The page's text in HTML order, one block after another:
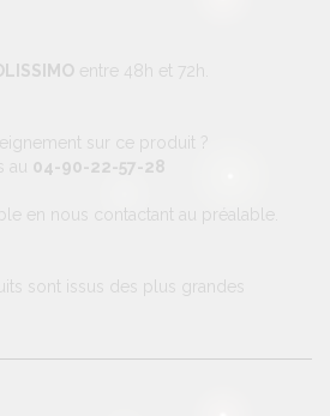
entre 48h et 72h.
sur ce produit ?
au 04-90-22-57-28
en nous contactant au préalable.
sont issus des plus grandes